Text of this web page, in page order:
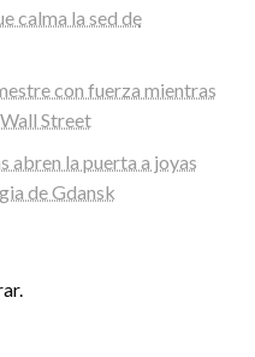
calma la sed de
con fuerza mientras
Street
abren la puerta a joyas
de Gdansk